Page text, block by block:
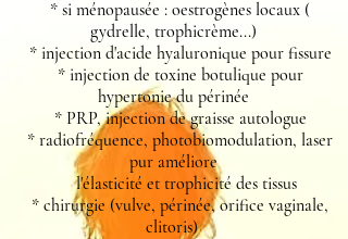
* si ménopausée : oestrogènes locaux (
gydrelle, trophicrème...)
* injection d'acide hyaluronique pour fissure
* injection de toxine botulique pour
hypertonie du périnée
* PRP, injection de graisse autologue
* radiofréquence, photobiomodulation, laser
pur améliore
l'élasticité et trophicité des tissus
* chirurgie (vulve, périnée, orifice vaginale,
clitoris)